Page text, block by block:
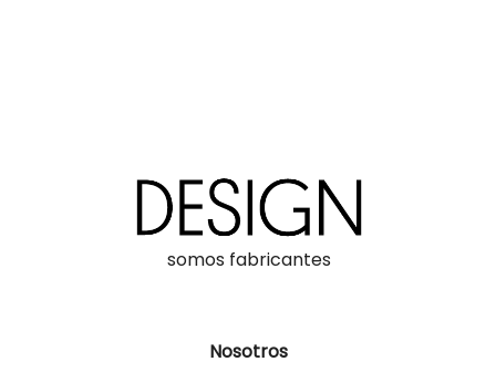
somos fabricantes
Nosotros